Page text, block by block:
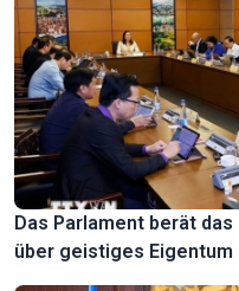
Das Parlament berät
über geistiges Eigentum